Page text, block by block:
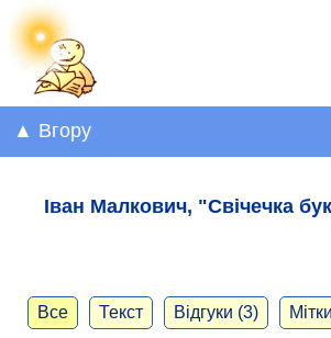
▲ Вгору
Іван Малкович, "Свічечка
Все Текст Відгуки (3)